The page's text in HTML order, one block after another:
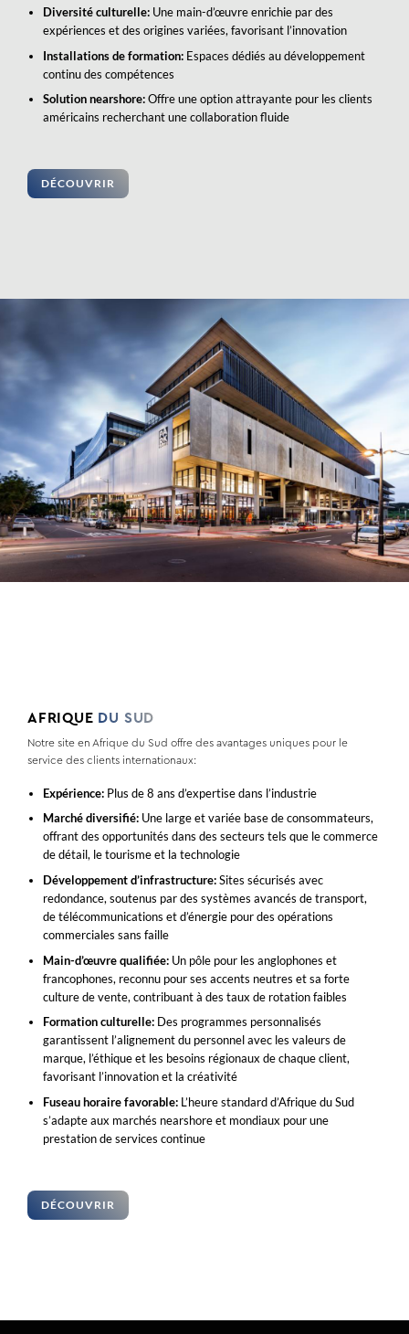
Diversité culturelle:Une main-d’œuvre enrichie par des
expériences et des origines variées, favorisant l’innovation
Installations de formation:Espaces dédiés au développement
continu des compétences
Solution nearshore:Offre une option attrayante pour les clients
américains recherchant une collaboration fluide
DÉCOUVRIR
AFRIQUE DU SUD
Notre site en Afrique du Sud offre des avantages uniques pour le
service des clients internationaux:
Expérience:Plus de 8 ans d’expertise dans l’industrie
Marché diversifié:Une large et variée base de consommateurs,
offrant des opportunités dans des secteurs tels que le commerce
de détail, le tourisme et la technologie
Développement d’infrastructure:Sites sécurisés avec
redondance, soutenus par des systèmes avancés de transport,
de télécommunications et d’énergie pour des opérations
commerciales sans faille
Main-d’œuvre qualifiée:Un pôle pour les anglophones et
francophones, reconnu pour ses accents neutres et sa forte
culture de vente, contribuant à des taux de rotation faibles
Formation culturelle:Des programmes personnalisés
garantissent l’alignement du personnel avec les valeurs de
marque, l’éthique et les besoins régionaux de chaque client,
favorisant l’innovation et la créativité
Fuseau horaire favorable:L’heure standard d’Afrique du Sud
s’adapte aux marchés nearshore et mondiaux pour une
prestation de services continue
DÉCOUVRIR